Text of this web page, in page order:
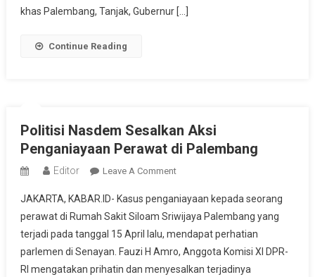
Kerakyatan
khas Palembang, Tanjak, Gubernur […]
Continue Reading
Politisi Nasdem Sesalkan Aksi
Penganiayaan Perawat di Palembang
Editor Leave A CommentOn
Nasdem
Sesalkan
Aksi
Penganiayaan
Perawat
JAKARTA, KABAR.ID- Kasus penganiayaan kepada seorang
perawat di Rumah Sakit Siloam Sriwijaya Palembang yang
terjadi pada tanggal 15 April lalu, mendapat perhatian
parlemen di Senayan. Fauzi H Amro, Anggota Komisi XI DPR-
RI mengatakan prihatin dan menyesalkan terjadinya